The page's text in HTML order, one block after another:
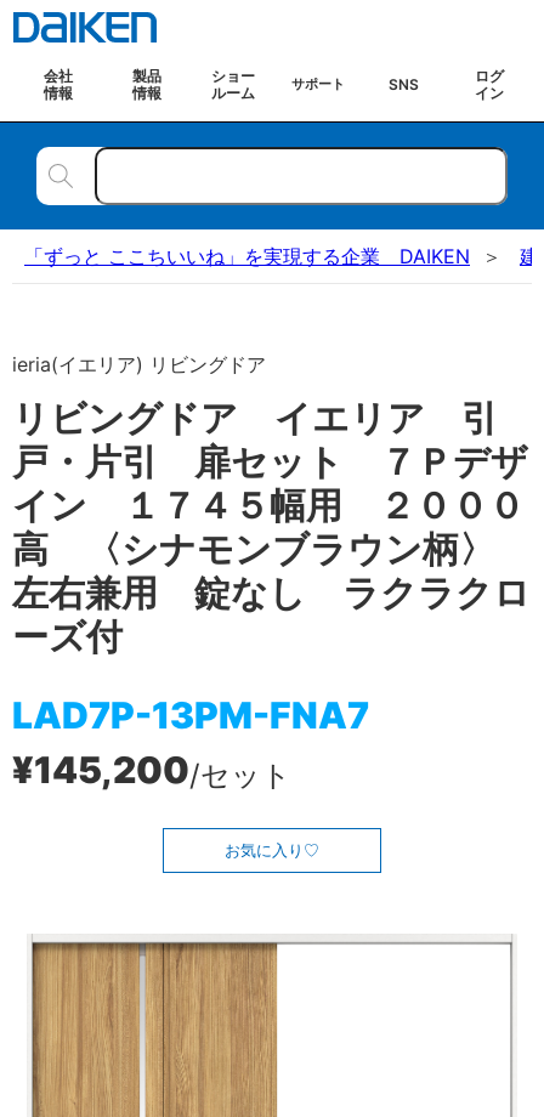
会社
情報
製品
情報
ショー
ルーム
サポート SNS
ログ
イン
「ずっと ここちいいね」を実現する企業 DAIKEN 建
ieria(イエリア) リビングドア
リビングドア イエリア 引
戸・片引 扉セット ７Ｐデザ
イン １７４５幅用 ２０００
高 〈シナモンブラウン柄〉
左右兼用 錠なし ラクラクロ
ーズ付
LAD7P-13PM-FNA7
¥145,200/セット
お気に入り